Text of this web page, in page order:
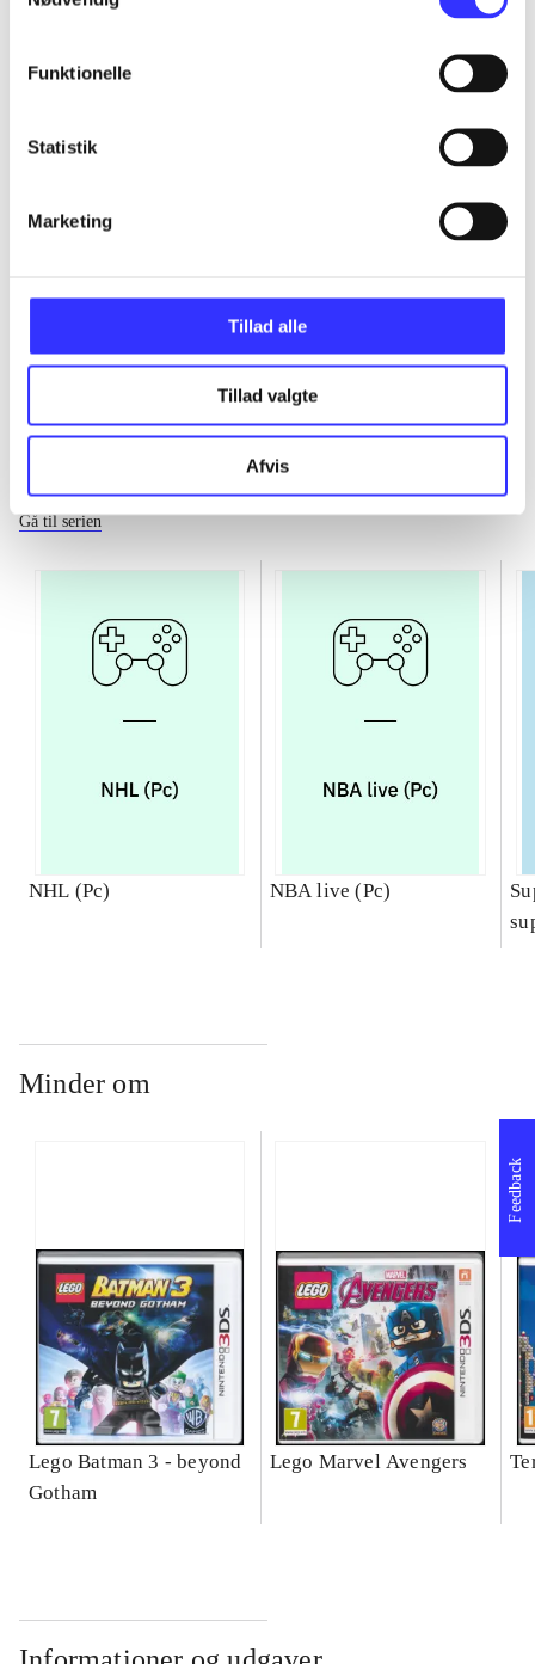
Funktionelle
Statistik
Marketing
Tillad alle
Tillad valgte
Afvis
...
...
...
Gå til serien
NHL (Pc) NBA live (Pc)
Minder om
Lego Batman 3 - beyond
Gotham
Lego Marvel Avengers
Feedback